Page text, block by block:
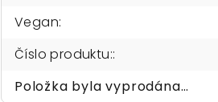
Vegan:
Číslo produktu::
Položka byla vyprodána…